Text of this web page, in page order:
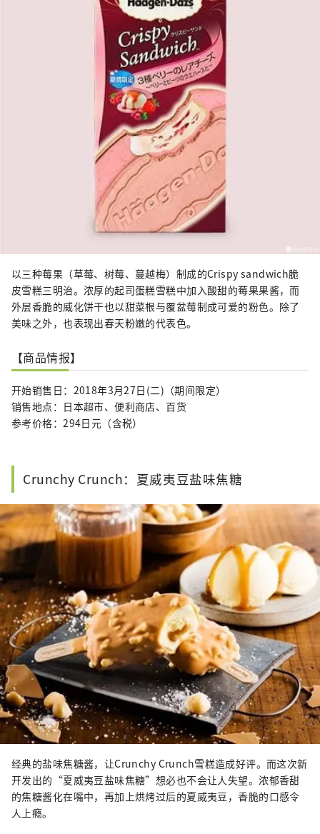
以三种莓果（草莓、树莓、蔓越梅）制成的Crispy sandwich脆
皮雪糕三明治。浓厚的起司蛋糕雪糕中加入酸甜的莓果果酱，而
外层香脆的威化饼干也以甜菜根与覆盆莓制成可爱的粉色。除了
美味之外，也表现出春天粉嫩的代表色。
【商品情报】
开始销售日：2018年3月27日(二)（期间限定）
销售地点：日本超市、便利商店、百货
参考价格：294日元（含税）
Crunchy Crunch：夏威夷豆盐味焦糖
经典的盐味焦糖酱，让Crunchy Crunch雪糕造成好评。而这次新
开发出的“夏威夷豆盐味焦糖”想必也不会让人失望。浓郁香甜
的焦糖酱化在嘴中，再加上烘烤过后的夏威夷豆，香脆的口感令
人上瘾。